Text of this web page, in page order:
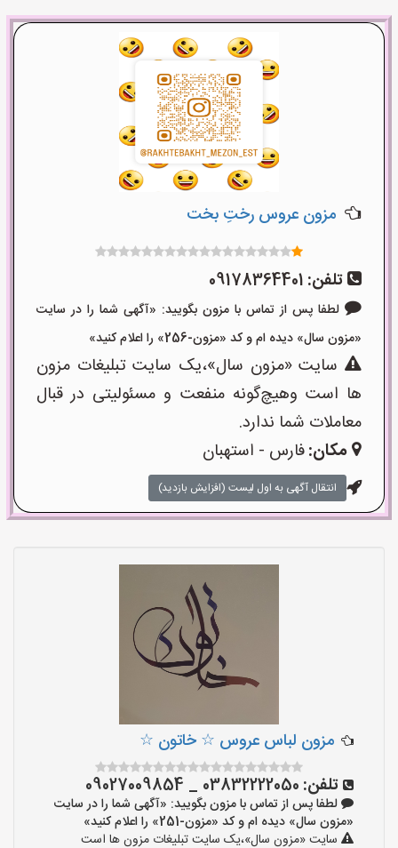
مزون عروس رختِ بخت
تلفن: 09178364401
لطفا پس از تماس با مزون بگویید: «آگهی شما را در سایت
«مزون سال» دیده ام و کد «مزون-256» را اعلام کنید»
سایت «مزون سال»،یک سایت تبلیغات مزون
ها است وهیچ‌گونه منفعت و مسئولیتی در قبال
معاملات شما ندارد.
مکان:فارس - استهبان
انتقال آگهی به اول لیست (افزایش بازدید)
مزون لباس عروس ☆ خاتون ☆
تلفن: 03832222050 _ 09027009854
لطفا پس از تماس با مزون بگویید: «آگهی شما را در سایت
«مزون سال» دیده ام و کد «مزون-251» را اعلام کنید»
سایت «مزون سال»،یک سایت تبلیغات مزون ها است